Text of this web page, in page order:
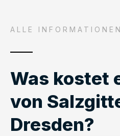
ALLE
Was kostet
von
Dresden?